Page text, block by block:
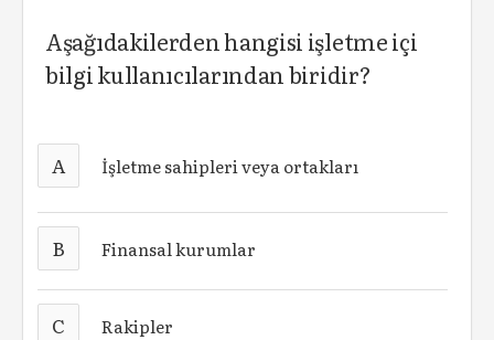
Aşağıdakilerden hangisi işletme içi
bilgi kullanıcılarından biridir?
A İşletme sahipleri veya ortakları
B Finansal kurumlar
C Rakipler